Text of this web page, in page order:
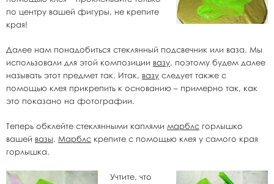
по центру вашей фигуры, не крепите
края!
Далее нам понадобиться стеклянный подсвечник или ваза. Мы
использовали для этой композиции вазу, поэтому будем далее
называть этот предмет так. Итак, вазу следует также с
помощью клея прикрепить к основанию – примерно так, как
это показано на фотографии.
Теперь обклейте стеклянными каплями марблс горлышко
вашей вазы. Марблс крепите с помощью клея у самого края
горлышка.
Учтите, что